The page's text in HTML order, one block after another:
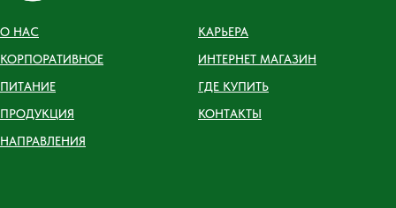
О НАС
КОРПОРАТИВНОЕ
ПИТАНИЕ
ПРОДУКЦИЯ
НАПРАВЛЕНИЯ
КАРЬЕРА
ИНТЕРНЕТ МАГАЗИН
ГДЕ КУПИТЬ
КОНТАКТЫ